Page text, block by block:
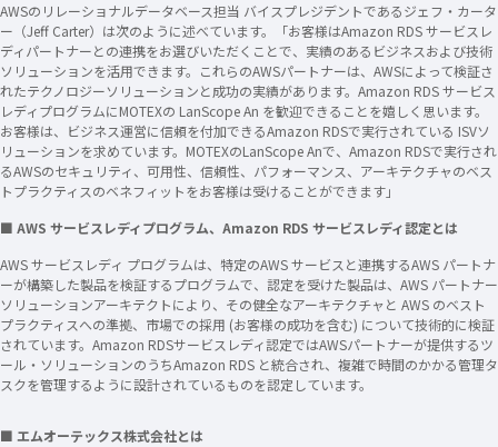
AWSのリレーショナルデータベース担当 バイスプレジデントであるジェフ・カータ
ー（Jeff Carter）は次のように述べています。「お客様はAmazon RDS サービスレ
ディパートナーとの連携をお選びいただくことで、実績のあるビジネスおよび技術
ソリューションを活用できます。これらのAWSパートナーは、AWSによって検証さ
れたテクノロジーソリューションと成功の実績があります。Amazon RDS サービス
レディプログラムにMOTEXの LanScope An を歓迎できることを嬉しく思います。
お客様は、ビジネス運営に信頼を付加できるAmazon RDSで実行されている ISVソ
リューションを求めています。MOTEXのLanScope Anで、Amazon RDSで実行され
るAWSのセキュリティ、可用性、信頼性、パフォーマンス、アーキテクチャのベス
トプラクティスのベネフィットをお客様は受けることができます」
■ AWS サービスレディプログラム、Amazon RDS サービスレディ認定とは
AWS サービスレディ プログラムは、特定のAWS サービスと連携するAWS パートナ
ーが構築した製品を検証するプログラムで、認定を受けた製品は、AWS パートナー
ソリューションアーキテクトにより、その健全なアーキテクチャと AWS のベスト
プラクティスへの準拠、市場での採用 (お客様の成功を含む) について技術的に検証
されています。Amazon RDSサービスレディ認定ではAWSパートナーが提供するツ
ール・ソリューションのうちAmazon RDS と統合され、複雑で時間のかかる管理タ
スクを管理するように設計されているものを認定しています。
■ エムオーテックス株式会社とは